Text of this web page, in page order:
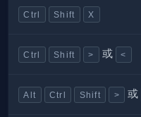
Ctrl Shift X
Ctrl Shift > 或 <
Alt Ctrl Shift > 或